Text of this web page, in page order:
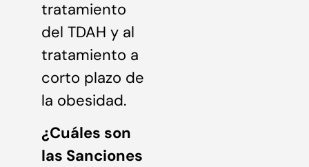
tratamiento
del TDAH y al
tratamiento a
corto plazo de
la obesidad.
¿Cuáles son
las Sanciones